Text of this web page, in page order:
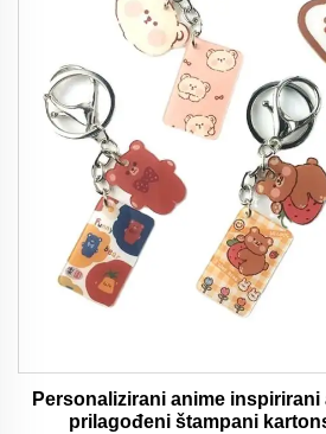
Personalizirani anime
prilagođeni štampani